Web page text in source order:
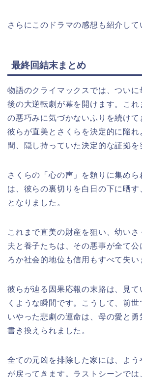
さらにこのドラマの感想も紹介して
最終回結末まとめ
物語のクライマックスでは、ついに
後の大逆転劇が幕を開けます。これ
の悪巧みに気づかないふりを続けて
彼らが直美とさくらを決定的に陥れ
間、隠し持っていた決定的な証拠を
さくらの「心の声」を頼りに集めら
は、彼らの裏切りを白日の下に晒す
となりました。
これまで直美の財産を狙い、幼いさ
夫と養子たちは、その悪事が全て公
ろか社会的地位も信用もすべて失い
彼らが辿る因果応報の末路は、見て
くような瞬間です。こうして、前世
いやった悲劇の運命は、母の愛と勇
書き換えられました。
全ての元凶を排除した家には、よう
が戻ってきます。ラストシーンでは